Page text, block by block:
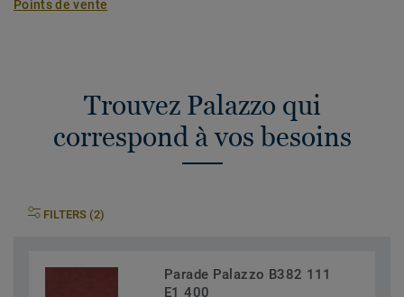
Points de vente
Trouvez Palazzo qui
correspond à vos besoins
FILTERS (2)
Parade Palazzo B382 111
E1 400